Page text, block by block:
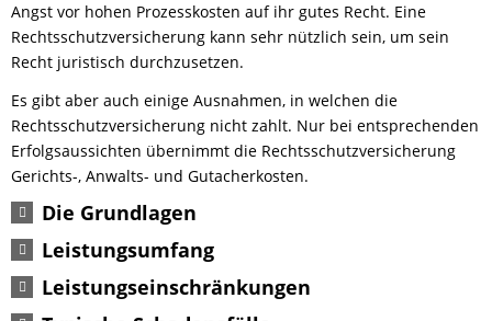
Angst vor hohen Prozesskosten auf ihr gutes Recht. Eine
Rechtsschutzversicherung kann sehr nützlich sein, um sein
Recht juristisch durchzusetzen.
Es gibt aber auch einige Ausnahmen, in welchen die
Rechtsschutzversicherung nicht zahlt. Nur bei entsprechenden
Erfolgsaussichten übernimmt die Rechtsschutzversicherung
Gerichts-, Anwalts- und Gutacherkosten.
Die Grundlagen
Leistungsumfang
Leistungseinschränkungen